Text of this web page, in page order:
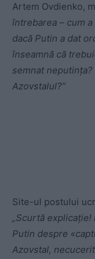
Artem Ovdienko,
întrebarea – cum
dacă Putin a dat
înseamnă că
semnat neputința?
Azovstalul?”
Site-ul postului
„Scurtă
Putin despre
Azovstal,